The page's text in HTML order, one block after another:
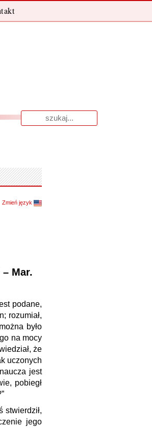
Wyniki
dla:
Zmień język
Mar.
podane,
rozumiał,
było
na mocy
że
uczonych
jest
pobiegł
stwierdził,
jego